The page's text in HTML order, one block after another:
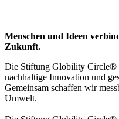
Menschen und Ideen
Zukunft.
Die Stiftung Globility Circle®
nachhaltige Innovation und
Gemeinsam schaffen wir
Umwelt.